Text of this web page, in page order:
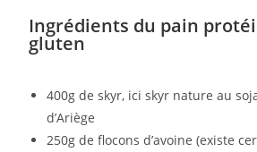
Ingrédients du pain
gluten
400g de skyr, ici skyr nature au
d’Ariège
250g de flocons d’avoine (existe